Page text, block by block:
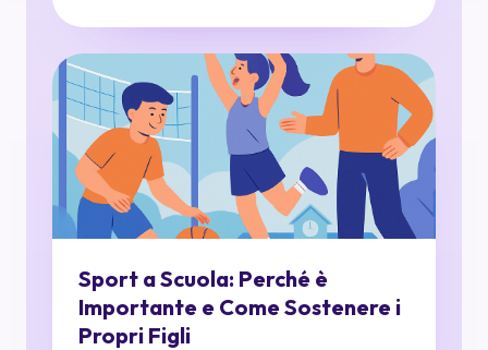
Sport a Scuola: Perché è
Importante e Come Sostenere i
Propri Figli